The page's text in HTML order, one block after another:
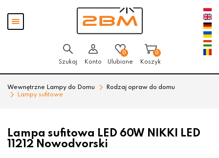
Pokaż
menu
Szukaj Konto
0
Ulubione
0
Koszyk
Wewnętrzne Lampy do Domu
Rodzaj opraw do domu
Lampy sufitowe
Lampa sufitowa LED 60W NIKKI LED
11212 Nowodvorski